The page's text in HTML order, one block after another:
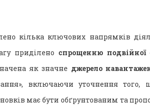
кілька ключових напрямків
приділено спрощенню подвійної
як значне джерело
включаючи уточнення того,
має бути обґрунтованим та